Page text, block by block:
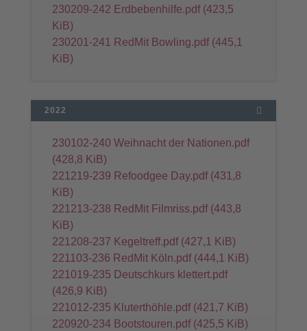
230209-242 Erdbebenhilfe.pdf (423,5
KiB)
230201-241 RedMit Bowling.pdf (445,1
KiB)
2022
230102-240 Weihnacht der Nationen.pdf
(428,8 KiB)
221219-239 Refoodgee Day.pdf (431,8
KiB)
221213-238 RedMit Filmriss.pdf (443,8
KiB)
221208-237 Kegeltreff.pdf (427,1 KiB)
221103-236 RedMit Köln.pdf (444,1 KiB)
221019-235 Deutschkurs klettert.pdf
(426,9 KiB)
221012-235 Kluterthöhle.pdf (421,7 KiB)
220920-234 Bootstouren.pdf (425,5 KiB)